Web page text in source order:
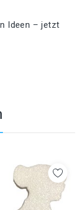
Ideen – jetzt